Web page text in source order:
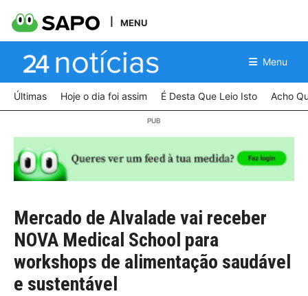
MENU
Menu
Últimas Hoje o dia foi assim É Desta Que Leio Isto Acho
Mercado de Alvalade vai receber
NOVA Medical School para
workshops de alimentação saudável
e sustentável